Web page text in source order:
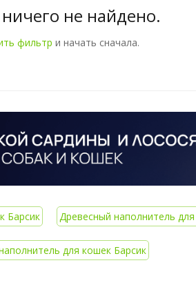
не найдено.
фильтр и начать сначала.
Барсик Древесный наполнитель
для кошек Барсик